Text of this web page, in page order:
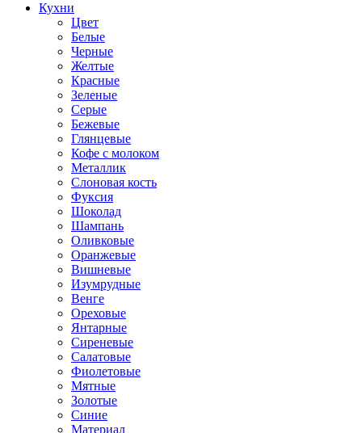
Кухни
Цвет
Белые
Черные
Желтые
Красные
Зеленые
Серые
Бежевые
Глянцевые
Кофе с молоком
Металлик
Слоновая кость
Фуксия
Шоколад
Шампань
Оливковые
Оранжевые
Вишневые
Изумрудные
Венге
Ореховые
Янтарные
Сиреневые
Салатовые
Фиолетовые
Мятные
Золотые
Синие
Материал